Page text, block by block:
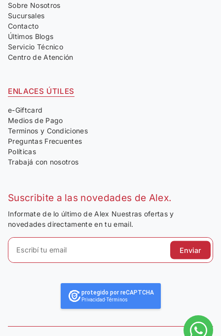
Sobre Nosotros
Sucursales
Contacto
Últimos Blogs
Servicio Técnico
Centro de Atención
ENLACES ÚTILES
e-Giftcard
Medios de Pago
Terminos y Condiciones
Preguntas Frecuentes
Políticas
Trabajá con nosotros
Suscribite a las novedades de Alex.
Informate de lo último de Alex Nuestras ofertas y
novedades directamente en tu email.
Enviar
protegido por reCAPTCHA
Privacidad-Términos